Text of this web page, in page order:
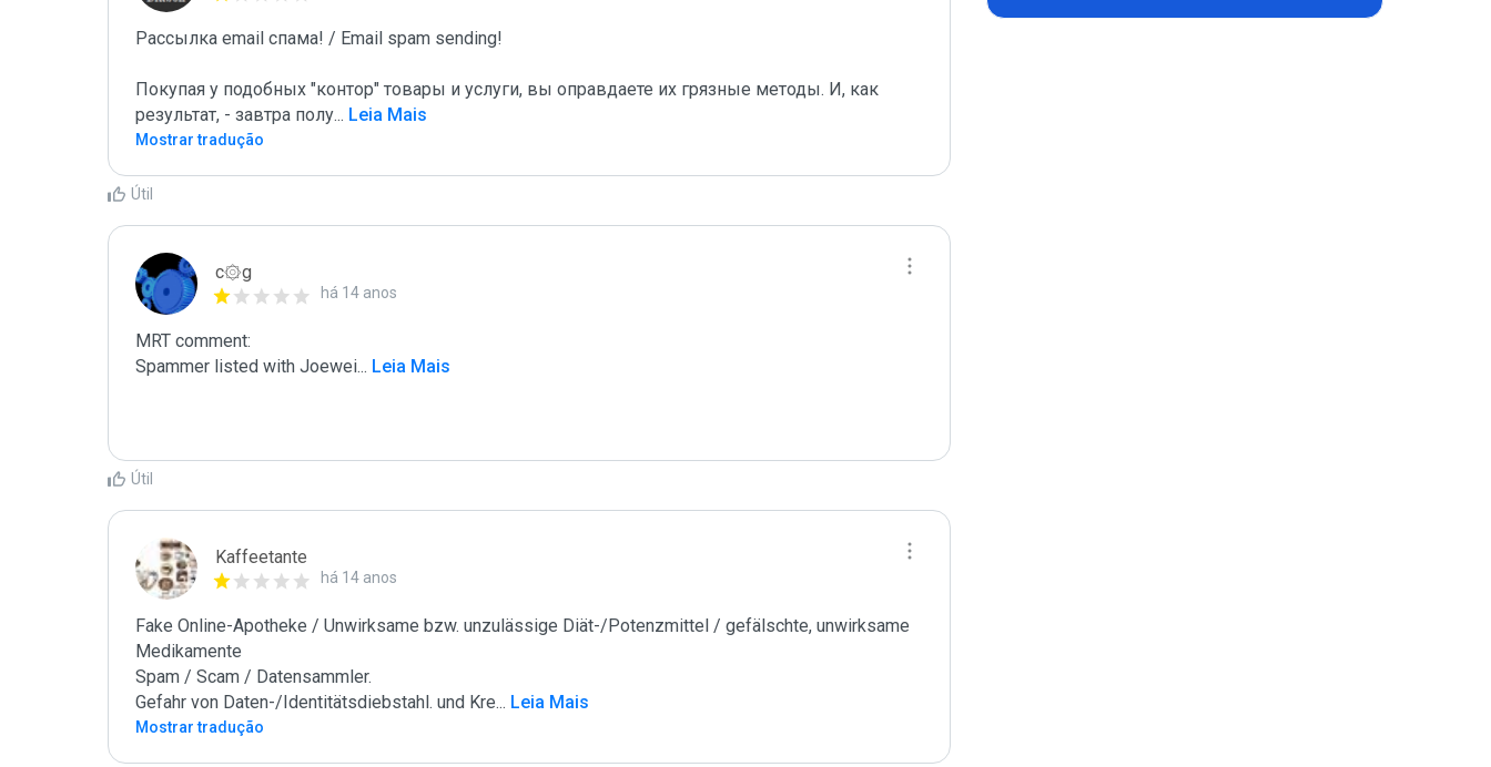
Рассылка email спама! / Email spam sending!
Покупая у подобных "контор" товары и услуги, вы оправдаете их грязные методы. И, как
результат, - завтра полу... Leia Mais
Mostrar tradução
Útil
c۞g
há 14 anos
MRT comment:
Spammer listed with Joewei... Leia Mais
Útil
Kaffeetante
há 14 anos
Fake Online-Apotheke / Unwirksame bzw. unzulässige Diät-/Potenzmittel / gefälschte, unwirksame
Medikamente
Spam / Scam / Datensammler.
Gefahr von Daten-/Identitätsdiebstahl. und Kre... Leia Mais
Mostrar tradução